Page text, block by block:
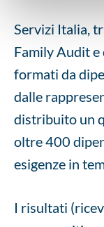
Servizi Italia,
Family Audit
formati da
dalle
distribuito un
oltre 400
esigenze in
I risultati